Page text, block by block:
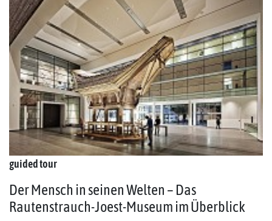
guided tour
Der Mensch in seinen Welten – Das
Rautenstrauch-Joest-Museum im Überblick